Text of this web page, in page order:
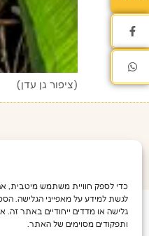
לגשת למידע על מאפייני הגלישה.
גלישה או מדדים ייחודיים באתר
ותפקודים מסוימים של האתר.
(ציפור גן עדן)